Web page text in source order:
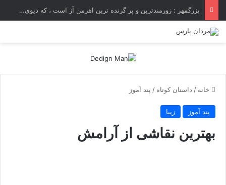
بزرگمهر : زورمندترین و پر گزنده ترین اهرمن آز است ، که دیوی است ستمکار و دیر ساز
خانه / داستان کوتاه / پند آموز
پند آموز زیبا
بهترین نقاشی از آرامش